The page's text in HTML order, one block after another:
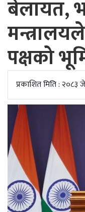
अपडेट
खेलकुद
स्वास्थ्य/
जिबनशैली
बेलायत,
पक्षको
प्रकाशित मिति : २०८३